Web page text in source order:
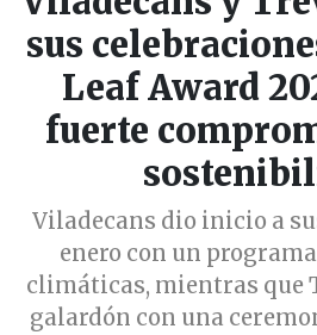
sus
Leaf Award
fuerte
Viladecans dio inicio a
enero con un
climáticas, mientras que
galardón con una